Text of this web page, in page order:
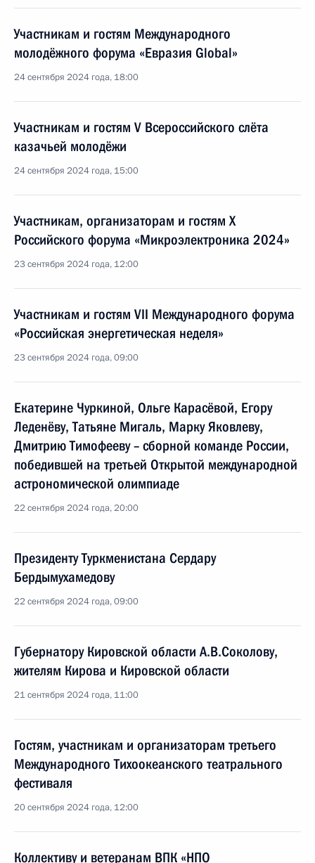
Участникам и гостям Международного
молодёжного форума «Евразия Global»
24 сентября 2024 года, 18:00
Участникам и гостям V Всероссийского слёта
казачьей молодёжи
24 сентября 2024 года, 15:00
Участникам, организаторам и гостям X
Российского форума «Микроэлектроника 2024»
23 сентября 2024 года, 12:00
Участникам и гостям VII Международного форума
«Российская энергетическая неделя»
23 сентября 2024 года, 09:00
Екатерине Чуркиной, Ольге Карасёвой, Егору
Леденёву, Татьяне Мигаль, Марку Яковлеву,
Дмитрию Тимофееву – сборной команде России,
победившей на третьей Открытой международной
астрономической олимпиаде
22 сентября 2024 года, 20:00
Президенту Туркменистана Сердару
Бердымухамедову
22 сентября 2024 года, 09:00
Губернатору Кировской области А.В.Соколову,
жителям Кирова и Кировской области
21 сентября 2024 года, 11:00
Гостям, участникам и организаторам третьего
Международного Тихоокеанского театрального
фестиваля
20 сентября 2024 года, 12:00
Коллективу и ветеранам ВПК «НПО